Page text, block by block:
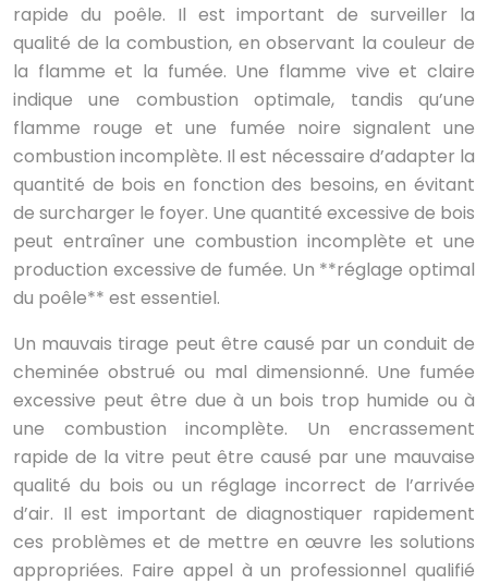
rapide du poêle. Il est important de surveiller la
qualité de la combustion, en observant la couleur de
la flamme et la fumée. Une flamme vive et claire
indique une combustion optimale, tandis qu’une
flamme rouge et une fumée noire signalent une
combustion incomplète. Il est nécessaire d’adapter la
quantité de bois en fonction des besoins, en évitant
de surcharger le foyer. Une quantité excessive de bois
peut entraîner une combustion incomplète et une
production excessive de fumée. Un **réglage optimal
du poêle** est essentiel.
Un mauvais tirage peut être causé par un conduit de
cheminée obstrué ou mal dimensionné. Une fumée
excessive peut être due à un bois trop humide ou à
une combustion incomplète. Un encrassement
rapide de la vitre peut être causé par une mauvaise
qualité du bois ou un réglage incorrect de l’arrivée
d’air. Il est important de diagnostiquer rapidement
ces problèmes et de mettre en œuvre les solutions
appropriées. Faire appel à un professionnel qualifié